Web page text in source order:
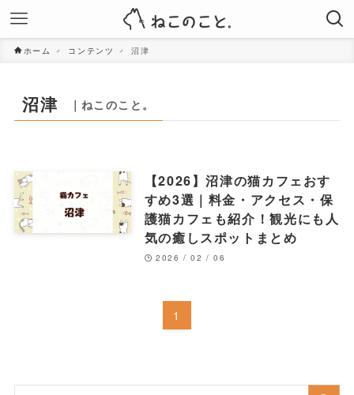
ホーム コンテンツ 沼津
沼津 ｜ねこのこと。
【2026】沼津の猫カフェおす
すめ3選｜料金・アクセス・保
護猫カフェも紹介！観光にも人
気の癒しスポットまとめ
2026 / 02 / 06
1